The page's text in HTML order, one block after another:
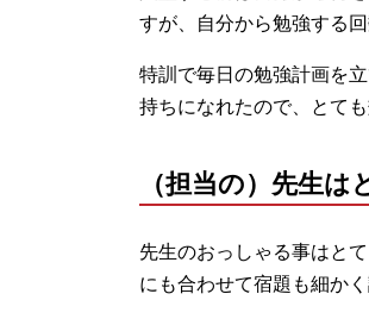
すが、自分から勉強する
特訓で毎日の勉強計画を
持ちになれたので、とて
（担当の）先生は
先生のおっしゃる事はと
にも合わせて宿題も細か